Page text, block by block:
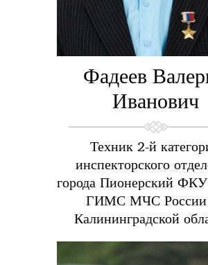
Фадеев
Иванович
Техник 2-й
инспекторского
города Пионерский
ГИМС МЧС России
Калининградской